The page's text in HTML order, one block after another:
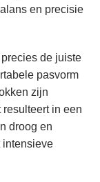
en precisie
de juiste
pasvorm
zijn
in een
droog en
intensieve